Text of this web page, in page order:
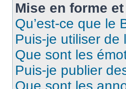
Mise en forme
Qu’est-ce que le
Puis-je utiliser de
Que sont les
Puis-je publier
Que sont les